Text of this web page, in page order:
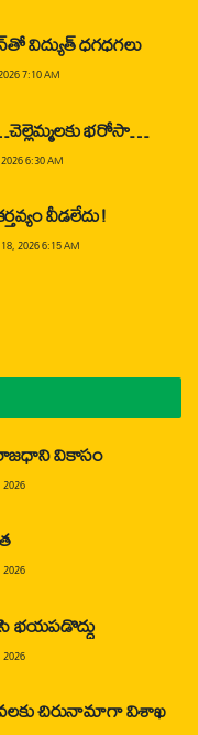
విద్యుత్ ధగధగలు
7:10 AM
భరోసా…
6:30 AM
వీడలేదు!
2026 6:15 AM
రాజధాని వికాసం
భయపడొద్దు
చిరునామాగా విశాఖ